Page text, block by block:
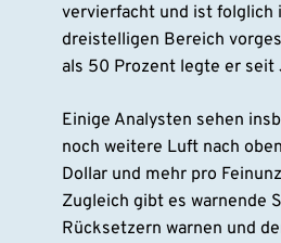
vervierfacht und ist folglich
dreistelligen Bereich
als 50 Prozent legte er seit
Einige Analysten sehen
noch weitere Luft nach
Dollar und mehr pro
Zugleich gibt es warnende
Rücksetzern warnen und